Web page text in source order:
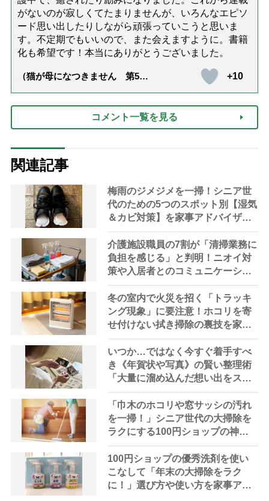
がないのが寂しくてたまりませんが、いろんなエピソ
ード思い出したりしながら頑張っていこうと思いま
す。不定期でもいいので、また会えますように。書籍
化も希望です！本当にありがとうございました。
（猫が母になつきません 第500
+10
コメント一覧を見る
関連記事
梅雨のジメジメを一掃！シニア世
代のための5つのスポット別【湿気
＆カビ対策】を家事アドバイザー
が指南
介護施設職員の7割が「清掃業務に
負担を感じる」と判明！ニオイ対
策や入居者とのコミュニケーショ
ン不足など実態調査で課題が浮き
彫りに
冬の室内で火災を招く「トラッキ
ング現象」に要注意！ホコリを寄
せ付けない拭き掃除の裏技を家事
アドバイザーが伝授
いつか…ではなく今すぐ着手すべ
き《年賀状や写真》の賢い整理術
「大量に溜め込んだ想い出をスッ
キリ整頓」で心も晴れやかに！
「巾木のホコリや窓サッシの汚れ
を一掃！」シニア世代の大掃除を
ラクにする100円ショップの神ア
イテム4選
100円ショップの優秀洗剤を使い
こなして「年末の大掃除をラク
に！」選び方や使い方を家事アド